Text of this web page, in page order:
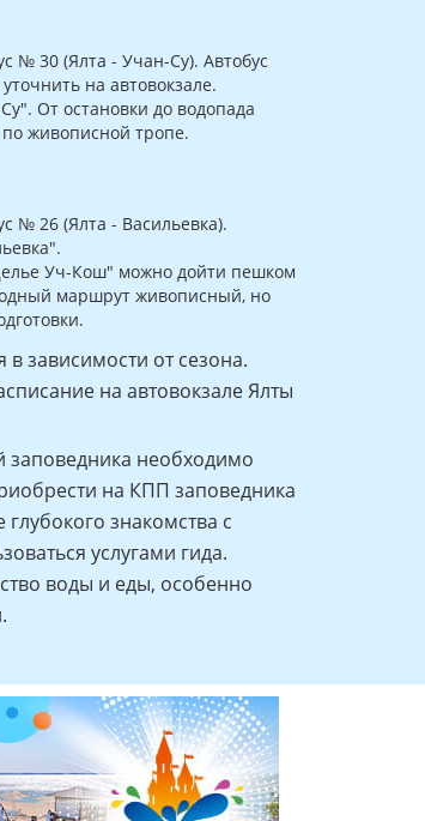
№ 30 (Ялта - Учан-Су). Автобус
на автовокзале.
От остановки до водопада
живописной тропе.
№ 26 (Ялта - Васильевка).
Уч-Кош" можно дойти пешком
маршрут живописный, но
зависимости от сезона.
на автовокзале Ялты
заповедника необходимо
на КПП заповедника
знакомства с
услугами гида.
воды и еды, особенно